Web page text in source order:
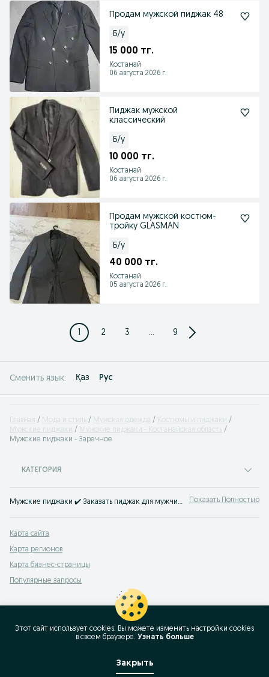
Продам мужской пиджак 48
Б/у
15 000 тг.
Костанай
06 августа 2026 г.
Пиджак мужской
классический
Б/у
10 000 тг.
Костанай
06 августа 2026 г.
Продам мужской костюм-
тройку GLASMAN
Б/у
40 000 тг.
Костанай
05 августа 2026 г.
1 2 3 ... 9
Сменить язык: Қаз Рус
Главная Мода и стиль Мужская одежда
Костюмы и пиджаки
Мужские пиджаки
Мужские пиджаки - Костанайская область
Мужские пиджаки - Заречное
КАТЕГОРИЯ
Мужские пиджаки ✔️ Заказать пиджак для мужчин Заречное: популярные бренды, модели, цвета, материалы, бу и новые ⭐ Продажа мужских пиджаков по доступной цене на сервисе объявлений ➢ OLX.kz! Показать Полностью
Карта сайта
Карта регионов
Карта бизнес-страницы
Популярные запросы
Этот сайт использует cookies. Вы можете изменить настройки cookies
в своeм браузере. Узнать больше
Закрыть